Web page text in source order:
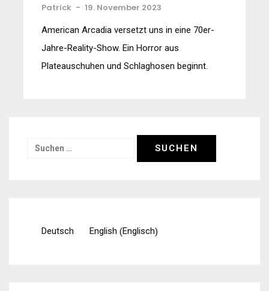
Patrick - 19. November 2023
American Arcadia versetzt uns in eine 70er-
Jahre-Reality-Show. Ein Horror aus
Plateauschuhen und Schlaghosen beginnt.
Suchen
Deutsch English (Englisch)